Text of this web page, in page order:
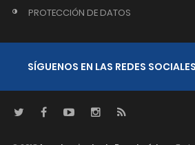
PROTECCIÓN DE DATOS
SÍGUENOS EN LAS REDES SOCIALES